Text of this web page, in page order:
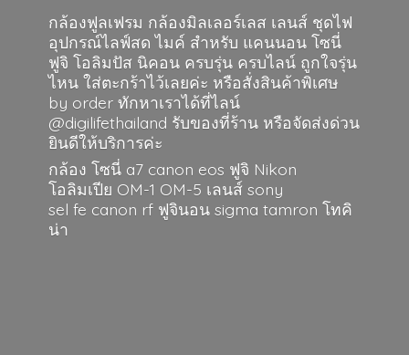
กล้องฟูลเฟรม กล้องมิลเลอร์เลส เลนส์ ชุดไฟ
อุปกรณ์ไลฟ์สด ไมค์ สำหรับ แคนนอน โซนี่
ฟูจิ โอลิมปัส นิคอน ครบรุ่น ครบไลน์ ถูกใจรุ่น
ไหน ใส่ตะกร้าไว้เลยค่ะ หรือสั่งสินค้าพิเศษ
by order ทักหาเราได้ที่ไลน์
@digilifethailand รับของที่ร้าน หรือจัดส่งด่วน
ยินดีให้บริการค่ะ
กล้อง โซนี่ a7 canon eos ฟูจิ Nikon
โอลิมเปีย OM-1 OM-5 เลนส์ sony
sel fe canon rf ฟูจินอน sigma tamron โทคิ
น่า